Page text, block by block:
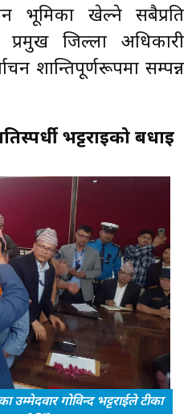
भूमिका खेल्ने सबैप्रति
जिल्ला अधिकारी
शान्तिपूर्णरूपमा सम्पन्न
भट्टराईको बधाई
उम्मेदवार गोविन्द भट्टराईले टीका